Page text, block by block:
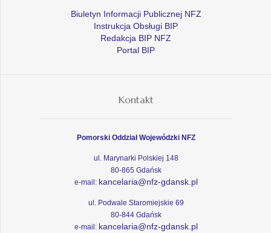
Biuletyn Informacji Publicznej NFZ
Instrukcja Obsługi BIP
Redakcja BIP NFZ
Portal BIP
Kontakt
Pomorski Oddział Wojewódzki NFZ
ul. Marynarki Polskiej 148
80-865 Gdańsk
e-mail: kancelaria@nfz-gdansk.pl
ul. Podwale Staromiejskie 69
80-844 Gdańsk
e-mail: kancelaria@nfz-gdansk.pl